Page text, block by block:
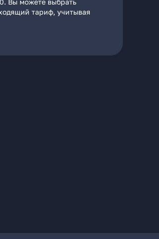
Вы можете выбрать
тариф, учитывая